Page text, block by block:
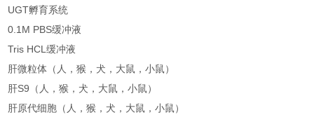
UGT孵育系统
0.1M PBS缓冲液
Tris HCL缓冲液
肝微粒体（人，猴，犬，大鼠，小鼠）
肝S9（人，猴，犬，大鼠，小鼠）
肝原代细胞（人，猴，犬，大鼠，小鼠）